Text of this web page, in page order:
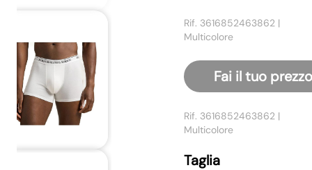
Rif. 3616852463862 |
Multicolore
Fai il tuo prezzo
Rif. 3616852463862 |
Multicolore
Taglia